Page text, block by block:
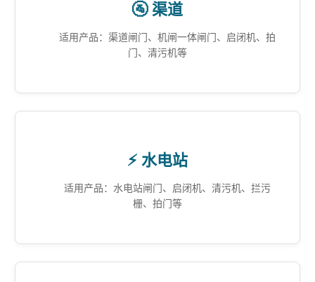
🚰 渠道
适用产品：渠道闸门、机闸一体闸门、启闭机、拍
门、清污机等
⚡ 水电站
适用产品：水电站闸门、启闭机、清污机、拦污
栅、拍门等